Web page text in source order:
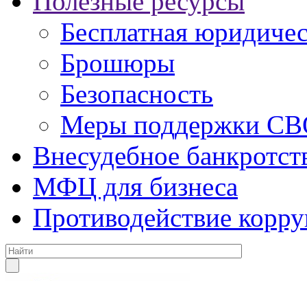
Бесплатная
Брошюры
Безопасность
Меры поддержки
Внесудебное
МФЦ для бизнеса
Противодействие